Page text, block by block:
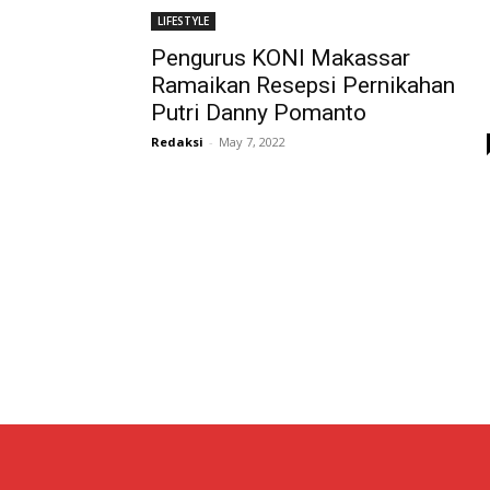
LIFESTYLE
Pengurus KONI Makassar
Ramaikan Resepsi Pernikahan
Putri Danny Pomanto
Redaksi - May 7, 2022